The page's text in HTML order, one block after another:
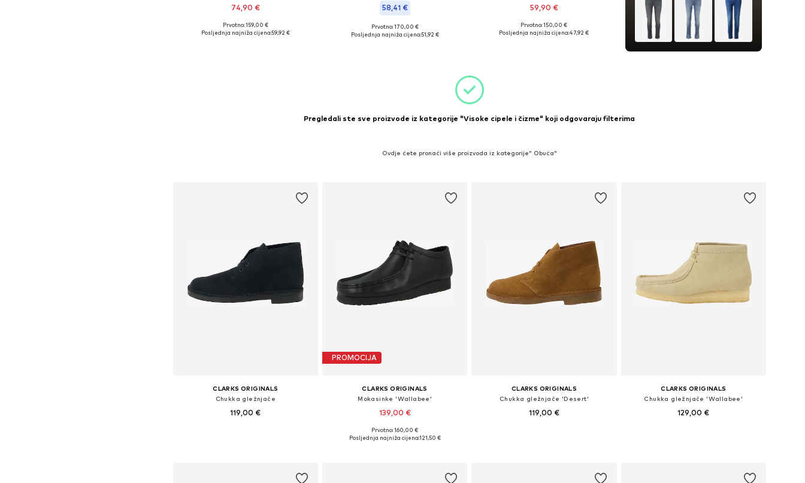
74,90 €
Dostupne veličine: 40,5-41, 42, 45
Prvotno: 159,00 €
Posljednja najniža cijena:59,92 €
58,41 €
Dostupne veličine: 41
Prvotno: 170,00 €
Posljednja najniža cijena:51,92 €
59,90 €
Dostupne veličine: 39-39,5, 40, 40,5-41
Prvotno: 150,00 €
Posljednja najniža cijena:47,92 €
Pregledali ste sve proizvode iz kategorije "Visoke cipele i čizme" koji odgovaraju filterima
Ovdje ćete pronaći više proizvoda iz kategorije" Obuća"
CLARKS ORIGINALS
Chukka gležnjače
119,00 €
PROMOCIJA
CLARKS ORIGINALS
Mokasinke 'Wallabee'
139,00 €
Dostupno u više veličina
Prvotno: 160,00 €
Posljednja najniža cijena:121,50 €
CLARKS ORIGINALS
Chukka gležnjače 'Desert'
119,00 €
CLARKS ORIGINALS
Chukka gležnjače 'Wallabee'
129,00 €